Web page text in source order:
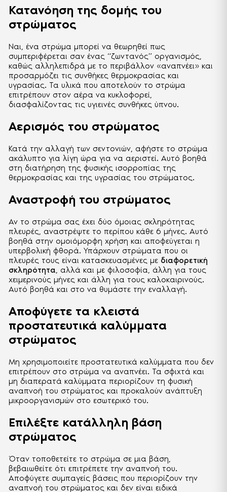
Κατανόηση της δομής του
στρώματος
Ναι, ένα στρώμα μπορεί να θεωρηθεί πως
συμπεριφέρεται σαν ένας “ζωντανός” οργανισμός,
καθώς αλληλεπιδρά με το περιβάλλον «αναπνέει» και
προσαρμόζει τις συνθήκες θερμοκρασίας και
υγρασίας. Τα υλικά που αποτελούν το στρώμα
επιτρέπουν στον αέρα να κυκλοφορεί,
διασφαλίζοντας τις υγιεινές συνθήκες ύπνου.
Αερισμός του στρώματος
Κατά την αλλαγή των σεντονιών, αφήστε το στρώμα
ακάλυπτο για λίγη ώρα για να αεριστεί. Αυτό βοηθά
στη διατήρηση της φυσικής ισορροπίας της
θερμοκρασίας και της υγρασίας του στρώματος.
Αναστροφή του στρώματος
Αν το στρώμα σας έχει δύο όμοιας σκληρότητας
πλευρές, αναστρέψτε το περίπου κάθε 6 μήνες. Αυτό
βοηθά στην ομοιόμορφη χρήση και αποφεύγεται η
υπερβολική φθορά. Υπάρχουν στρώματα που οι
πλευρές τους είναι κατασκευασμένες με διαφορετική
σκληρότητα, αλλά και με φιλοσοφία, άλλη για τους
χειμερινούς μήνες και άλλη για τους καλοκαιρινούς.
Αυτό βοηθά και στο να θυμάστε την εναλλαγή.
Αποφύγετε τα κλειστά
προστατευτικά καλύμματα
στρώματος
Μη χρησιμοποιείτε προστατευτικά καλύμματα που δεν
επιτρέπουν στο στρώμα να αναπνέει. Τα σφιχτά και
μη διαπερατά καλύμματα περιορίζουν τη φυσική
αναπνοή του στρώματος και προκαλούν ανάπτυξη
μικροοργανισμών στο εσωτερικό του.
Επιλέξτε κατάλληλη βάση
στρώματος
Όταν τοποθετείτε το στρώμα σε μια βάση,
βεβαιωθείτε ότι επιτρέπετε την αναπνοή του.
Αποφύγετε συμπαγείς βάσεις που περιορίζουν την
αναπνοή του στρώματος και δεν είναι ειδικά